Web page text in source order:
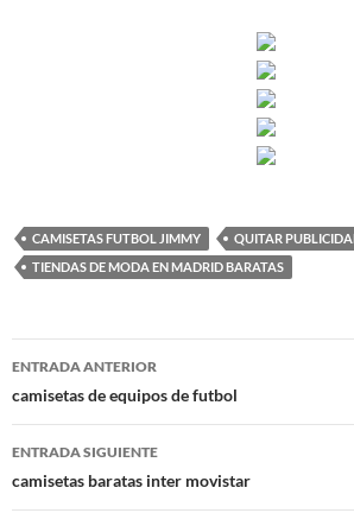
CAMISETAS FUTBOL JIMMY
QUITAR
TIENDAS DE MODA EN MADRID BARATAS
Navegación
de
entradas
ENTRADA ANTERIOR
camisetas de equipos de futbol
ENTRADA SIGUIENTE
camisetas baratas inter movistar